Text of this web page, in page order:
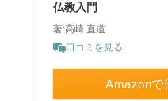
仏教入門
著:高崎 直道
口コミを見る
Amazonで